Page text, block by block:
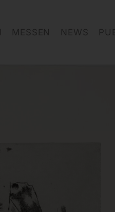
MESSEN NEWS